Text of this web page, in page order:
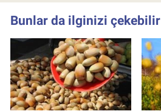
Bunlar da ilginizi çekebilir